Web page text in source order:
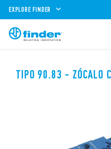
EXPLORE FINDER
TIPO 90.83 - ZÓCALO